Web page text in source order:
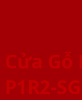
Cửa Gỗ
P1R2-